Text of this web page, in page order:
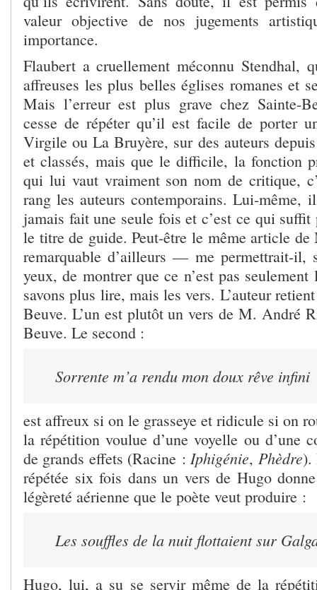
valeur objective de nos jugements
importance.
Flaubert a cruellement méconnu Stendhal,
affreuses les plus belles églises romanes et
Mais l’erreur est plus grave chez Sainte-
cesse de répéter qu’il est facile de porter
Virgile ou La Bruyère, sur des auteurs
et classés, mais que le difficile, la fonction
qui lui vaut vraiment son nom de critique,
rang les auteurs contemporains. Lui-même,
jamais fait une seule fois et c’est ce qui suffit
le titre de guide. Peut-être le même article
remarquable d’ailleurs — me permettrait-il,
yeux, de montrer que ce n’est pas
savons plus lire, mais les vers. L’auteur
Beuve. L’un est plutôt un vers de M. André
Beuve. Le second :
Sorrente m’a rendu mon doux rêve infini
est affreux si on le grasseye et ridicule si on
la répétition voulue d’une voyelle ou d’une
de grands effets (Racine :Iphigénie, Phèdre).
répétée six fois dans un vers de Hugo
légèreté aérienne que le poète veut produire :
Les souffles de la nuit flottaient sur
Hugo, lui, a su se servir même de la